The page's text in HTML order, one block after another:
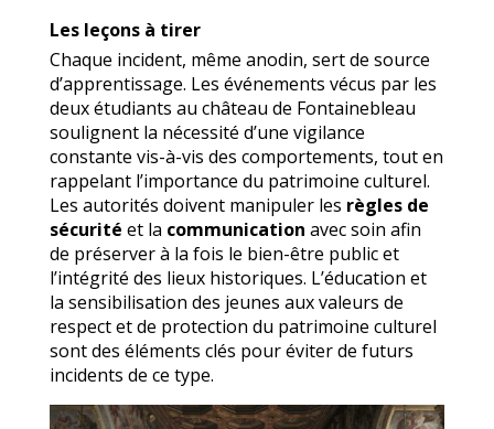
Les leçons à tirer
Chaque incident, même anodin, sert de source
d’apprentissage. Les événements vécus par les
deux étudiants au château de Fontainebleau
soulignent la nécessité d’une vigilance
constante vis-à-vis des comportements, tout en
rappelant l’importance du patrimoine culturel.
Les autorités doivent manipuler les règles de
sécurité et la communication avec soin afin
de préserver à la fois le bien-être public et
l’intégrité des lieux historiques. L’éducation et
la sensibilisation des jeunes aux valeurs de
respect et de protection du patrimoine culturel
sont des éléments clés pour éviter de futurs
incidents de ce type.